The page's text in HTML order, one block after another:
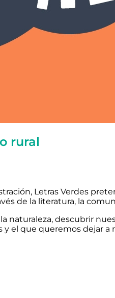
rural
Letras Verdes
de la literatura, la
naturaleza, descubrir
el que queremos dejar